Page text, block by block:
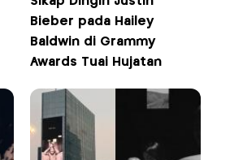
Bieber pada Hailey
Baldwin di Grammy
Awards Tuai Hujatan